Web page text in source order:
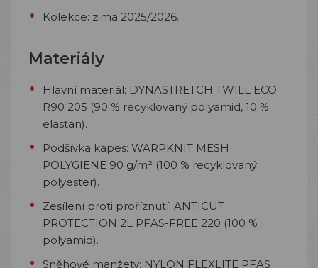
Kolekce: zima 2025/2026.
Materiály
Hlavní materiál: DYNASTRETCH TWILL ECO
R90 205 (90 % recyklovaný polyamid, 10 %
elastan).
Podšívka kapes: WARPKNIT MESH
POLYGIENE 90 g/m² (100 % recyklovaný
polyester).
Zesílení proti proříznutí: ANTICUT
PROTECTION 2L PFAS-FREE 220 (100 %
polyamid).
Sněhové manžety: NYLON FLEXLITE PFAS